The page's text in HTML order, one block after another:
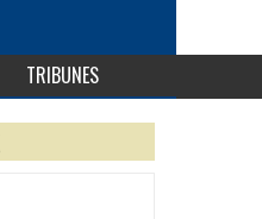
TRIBUNES